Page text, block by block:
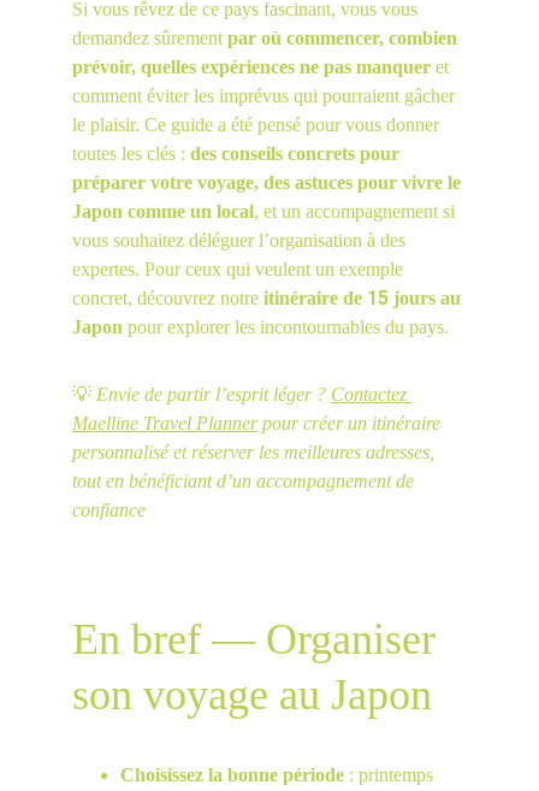
Si vous rêvez de ce pays fascinant, vous vous
demandez sûrement par où commencer, combien
prévoir, quelles expériences ne pas manquer et
comment éviter les imprévus qui pourraient gâcher
le plaisir. Ce guide a été pensé pour vous donner
toutes les clés : des conseils concrets pour
préparer votre voyage, des astuces pour vivre le
Japon comme un local, et un accompagnement si
vous souhaitez déléguer l’organisation à des
expertes. Pour ceux qui veulent un exemple
concret, découvrez notre itinéraire de 15 jours au
Japon pour explorer les incontournables du pays.
💡 Envie de partir l’esprit léger ? Contactez
Maelline Travel Planner pour créer un itinéraire
personnalisé et réserver les meilleures adresses,
tout en bénéficiant d’un accompagnement de
confiance
En bref — Organiser
son voyage au Japon
Choisissez la bonne période : printemps